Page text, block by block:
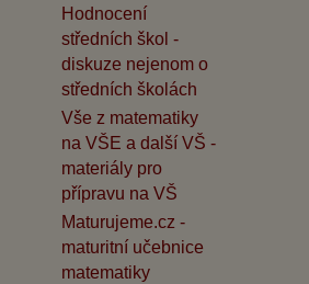
Hodnocení
středních škol -
diskuze nejenom o
středních školách
Vše z matematiky
na VŠE a další VŠ -
materiály pro
přípravu na VŠ
Maturujeme.cz -
maturitní učebnice
matematiky